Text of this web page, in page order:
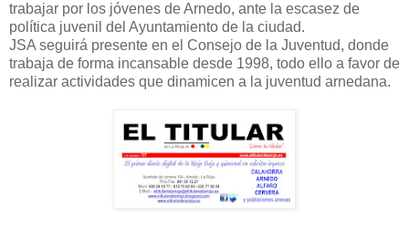
trabajar por los jóvenes de Arnedo, ante la escasez de
política juvenil del Ayuntamiento de la ciudad.
JSA seguirá presente en el Consejo de la Juventud, donde
trabaja de forma incansable desde 1998, todo ello a favor de
realizar actividades que dinamicen a la juventud arnedana.